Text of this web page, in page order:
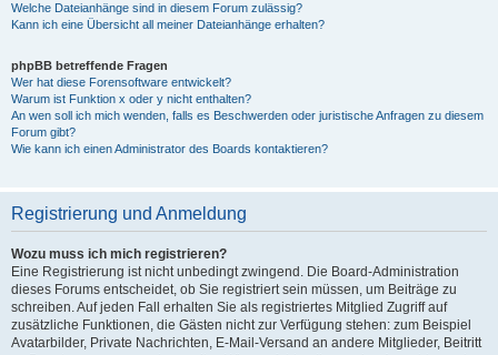
Welche Dateianhänge sind in diesem Forum zulässig?
Kann ich eine Übersicht all meiner Dateianhänge erhalten?
phpBB betreffende Fragen
Wer hat diese Forensoftware entwickelt?
Warum ist Funktion x oder y nicht enthalten?
An wen soll ich mich wenden, falls es Beschwerden oder juristische Anfragen zu diesem
Forum gibt?
Wie kann ich einen Administrator des Boards kontaktieren?
Registrierung und Anmeldung
Wozu muss ich mich registrieren?
Eine Registrierung ist nicht unbedingt zwingend. Die Board-Administration
dieses Forums entscheidet, ob Sie registriert sein müssen, um Beiträge zu
schreiben. Auf jeden Fall erhalten Sie als registriertes Mitglied Zugriff auf
zusätzliche Funktionen, die Gästen nicht zur Verfügung stehen: zum Beispiel
Avatarbilder, Private Nachrichten, E-Mail-Versand an andere Mitglieder, Beitritt